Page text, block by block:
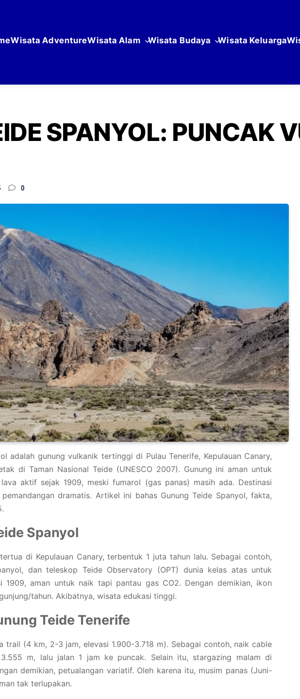
Wisata AdventureWisata Alam Wisata Budaya Wisata Keluarga
SPANYOL: PUNCAK
0
adalah gunung vulkanik tertinggi di Pulau Tenerife, Kepulauan Canary,
di Taman Nasional Teide (UNESCO 2007). Gunung ini aman untuk
aktif sejak 1909, meski fumarol (gas panas) masih ada. Destinasi
dramatis. Artikel ini bahas Gunung Teide Spanyol, fakta,
Spanyol
di Kepulauan Canary, terbentuk 1 juta tahun lalu. Sebagai contoh,
dan teleskop Teide Observatory (OPT) dunia kelas atas untuk
1909, aman untuk naik tapi pantau gas CO2. Dengan demikian, ikon
tahun. Akibatnya, wisata edukasi tinggi.
Teide Tenerife
trail (4 km, 2-3 jam, elevasi 1.900-3.718 m). Sebagai contoh, naik cable
m, lalu jalan 1 jam ke puncak. Selain itu, stargazing malam di
demikian, petualangan variatif. Oleh karena itu, musim panas (Juni-
tak terlupakan.